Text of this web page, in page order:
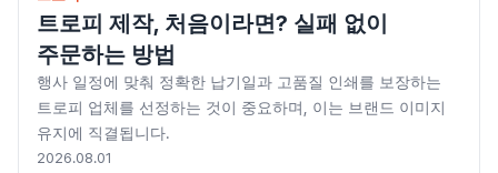
트로피 제작, 처음이라면? 실패 없이
주문하는 방법
행사 일정에 맞춰 정확한 납기일과 고품질 인쇄를 보장하는
트로피 업체를 선정하는 것이 중요하며, 이는 브랜드 이미지
유지에 직결됩니다.
2026.08.01